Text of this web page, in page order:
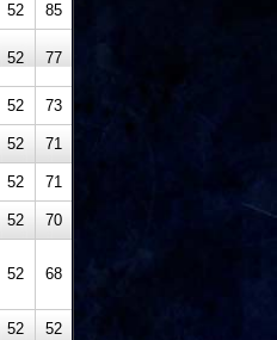
52 85
52 77
52 73
52 71
52 71
52 70
52 68
52 52